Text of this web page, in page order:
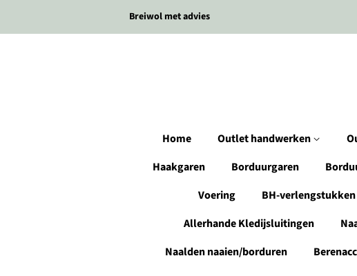
Breiwol met advies
Home Outlet handwerken
Haakgaren
Borduurgaren
Voering
BH-verlengstukken
Allerhande Kledijsluitingen
Naalden naaien/borduren